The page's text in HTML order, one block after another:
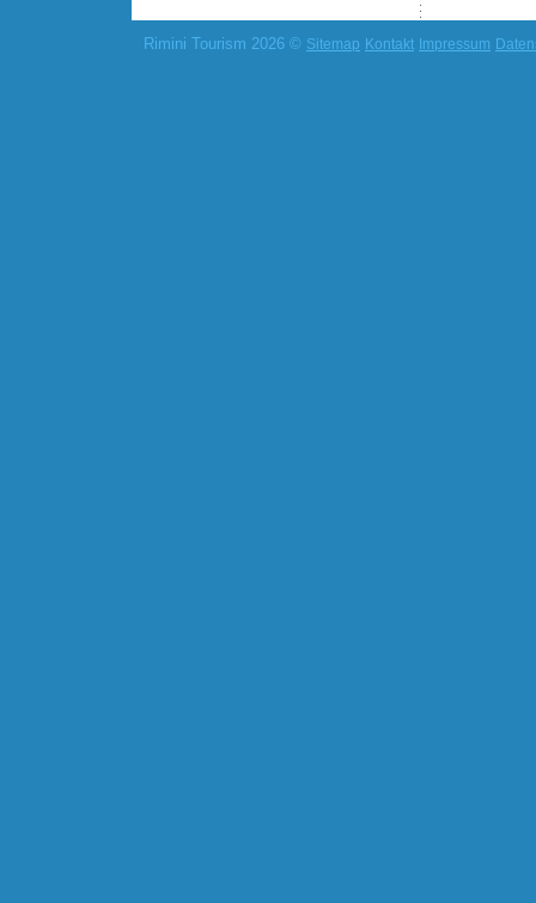
Rimini Tourism 2026 © Sitemap Kontakt Impressum